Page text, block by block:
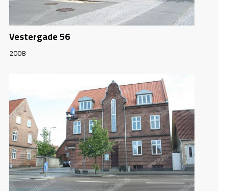
Vestergade 56
2008